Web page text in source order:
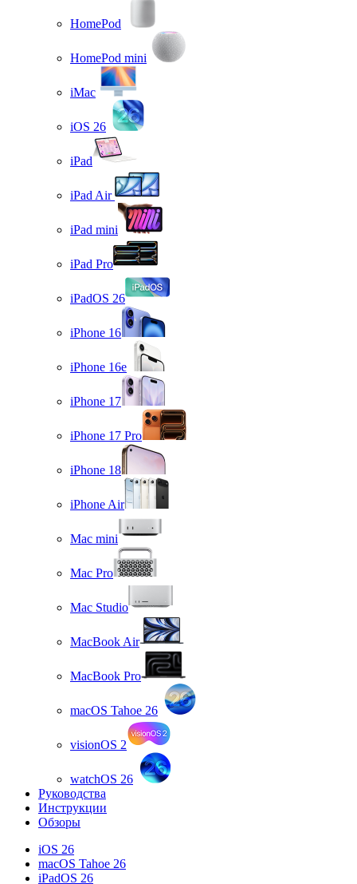
HomePod
HomePod mini
iMac
iOS 26
iPad
iPad Air
iPad mini
iPad Pro
iPadOS 26
iPhone 16
iPhone 16e
iPhone 17
iPhone 17 Pro
iPhone 18
iPhone Air
Mac mini
Mac Pro
Mac Studio
MacBook Air
MacBook Pro
macOS Tahoe 26
visionOS 2
watchOS 26
Руководства
Инструкции
Обзоры
iOS 26
macOS Tahoe 26
iPadOS 26